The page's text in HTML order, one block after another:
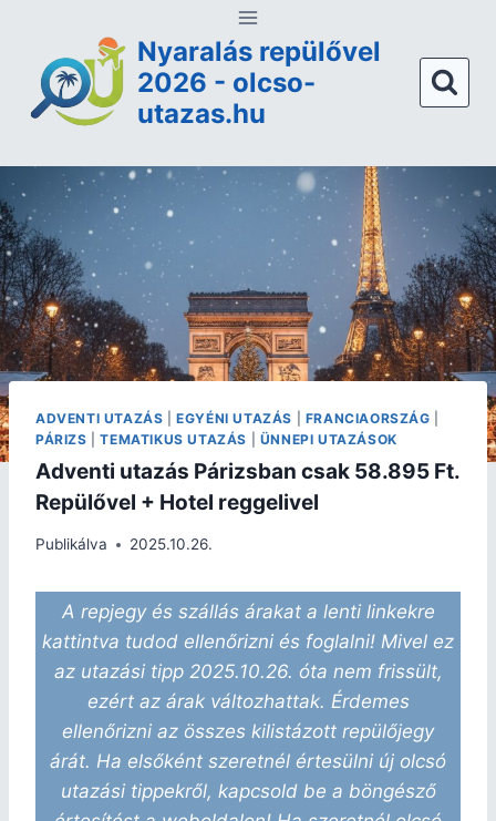
Nyaralás repülővel
2026 - olcso-
utazas.hu
ADVENTI UTAZÁS |EGYÉNI UTAZÁS FRANCIAORSZÁG
PÁRIZS |TEMATIKUS UTAZÁS ÜNNEPI UTAZÁSOK
Adventi utazás Párizsban csak 58.895 Ft.
Repülővel + Hotel reggelivel
Publikálva 2025.10.26.
A repjegy és szállás árakat a lenti linkekre
kattintva tudod ellenőrizni és foglalni! Mivel ez
az utazási tipp 2025.10.26. óta nem frissült,
ezért az árak változhattak. Érdemes
ellenőrizni az összes kilistázott repülőjegy
árát. Ha elsőként szeretnél értesülni új olcsó
utazási tippekről, kapcsold be a böngésző